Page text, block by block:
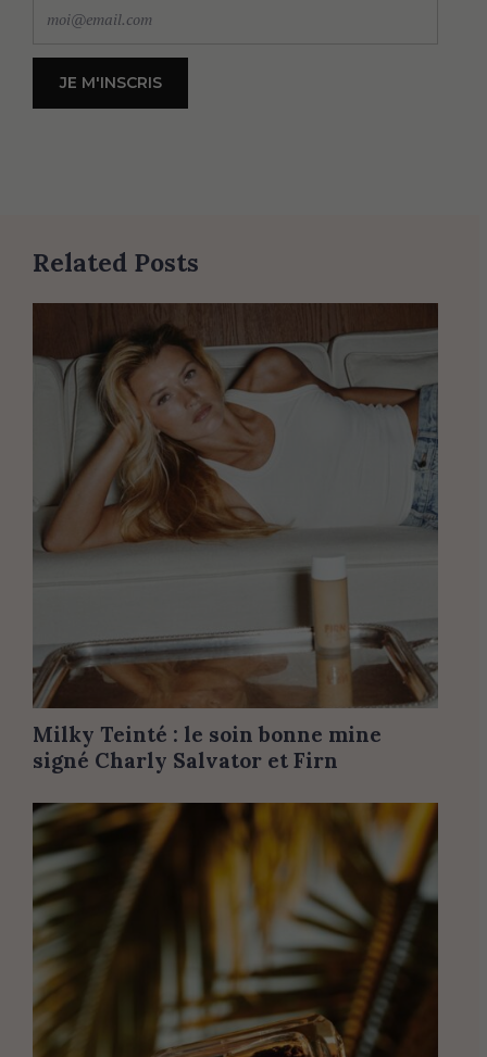
Related Posts
Milky Teinté : le soin bonne mine
signé Charly Salvator et Firn